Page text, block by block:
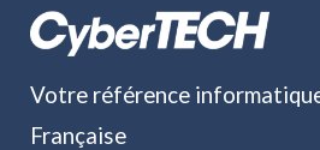
Votre référence
Française